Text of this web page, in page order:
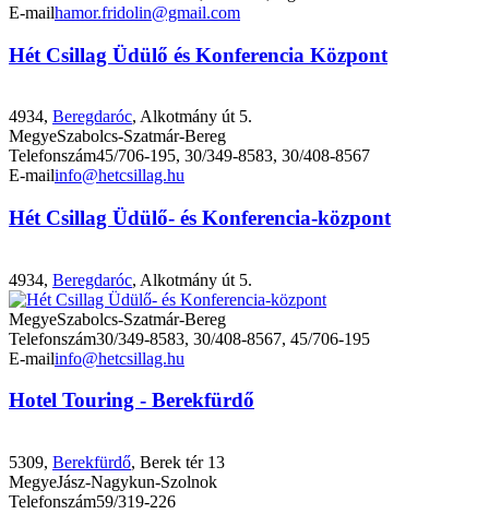
E-mailhamor.fridolin@gmail.com
Hét Csillag Üdülő és Konferencia Központ
4934, Beregdaróc, Alkotmány út 5.
MegyeSzabolcs-Szatmár-Bereg
Telefonszám45/706-195, 30/349-8583, 30/408-8567
E-mailinfo@hetcsillag.hu
Hét Csillag Üdülő- és Konferencia-központ
4934, Beregdaróc, Alkotmány út 5.
MegyeSzabolcs-Szatmár-Bereg
Telefonszám30/349-8583, 30/408-8567, 45/706-195
E-mailinfo@hetcsillag.hu
Hotel Touring - Berekfürdő
5309, Berekfürdő, Berek tér 13
MegyeJász-Nagykun-Szolnok
Telefonszám59/319-226